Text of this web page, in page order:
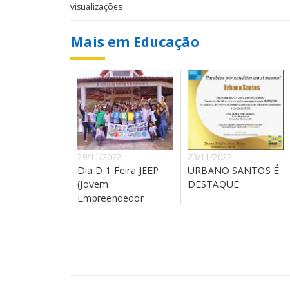
visualizações
Mais em Educação
29/11/2022
Dia D 1 Feira JEEP
(Jovem
Empreendedor
23/11/2022
URBANO SANTOS É
DESTAQUE